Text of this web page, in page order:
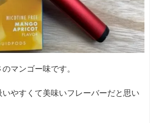
マンゴー味です。
やすくて美味いフレーバーだと思い